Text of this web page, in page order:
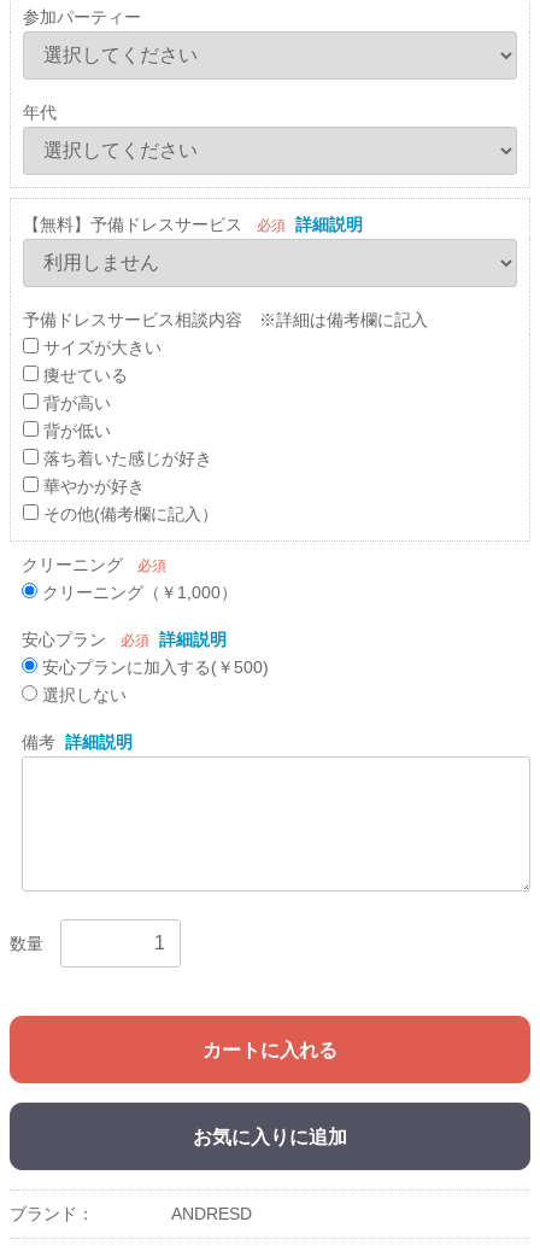
参加パーティー
年代
【無料】予備ドレスサービス 必須 詳細説明
予備ドレスサービス相談内容 ※詳細は備考欄に記入
サイズが大きい
痩せている
背が高い
背が低い
落ち着いた感じが好き
華やかが好き
その他(備考欄に記入）
クリーニング 必須
クリーニング（￥1,000）
安心プラン 必須 詳細説明
安心プランに加入する(￥500)
選択しない
備考 詳細説明
数量
カートに入れる
お気に入りに追加
ブランド： ANDRESD